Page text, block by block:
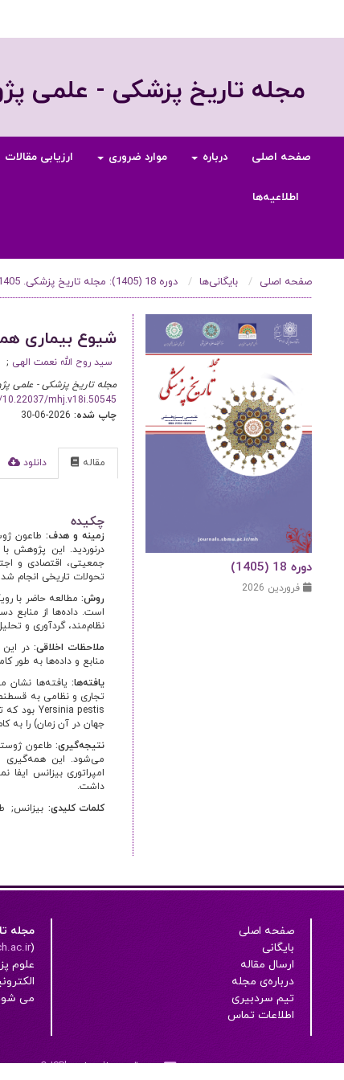
مجله تاریخ پزشکی - علمی
صفحه اصلی درباره موارد ضروری ارزیابی مقالات
اطلاعیه‌ها
صفحه اصلی بایگانی‌ها دوره 18 (1405): مجله تاریخ پزشکی. 1405
دوره 18 (1405)
فروردین 2026
شیوع بیماری
سید روح الله نعمت الهی
مجله تاریخ پزشکی - علمی
mhj.v18i.50545
چاپ شده:2026-06-30
مقاله دانلود
چکیده
زمینه و هدف:
درنوردید. این پژوهش
جمعیتی، اقتصادی و
تحولات تاریخی انجام شد.
روش:مطالعه حاضر با
است. داده‌ها از منابع
نظام‌مند، گردآوری و
ملاحظات اخلاقی: در
منابع و داده‌ها به‌ طور
یافته‌ها:یافته‌ها نشان
تجاری و نظامی به
جهان در آن زمان) را به
نتیجه‌گیری:طاعون
می‌شود. این همه‌گیری
امپراتوری بیزانس
داشت.
کلمات کلیدی: بیزانس
صفحه اصلی
بایگانی
ارسال مقاله
درباره‌ی مجله
تیم سردبیری
اطلاعات تماس
مجله
(
علوم
می
قدرت یافته ازOJSPlus